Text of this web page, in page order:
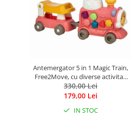
Antemergator 5 in 1 Magic Train,
Free2Move, cu diverse activitati
de joaca, Panou Educational,
Efecte sonore si luminoase, Pink
330,00 Lei
179,00 Lei
IN STOC